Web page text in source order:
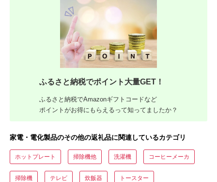
ふるさと納税でポイント大量GET！
ふるさと納税でAmazonギフトコードなど
ポイントがお得にもらえるって知ってましたか？
家電・電化製品のその他の返礼品に関連しているカテゴリ
ホットプレート 掃除機他 洗濯機 コーヒーメーカ
掃除機 テレビ 炊飯器 トースター